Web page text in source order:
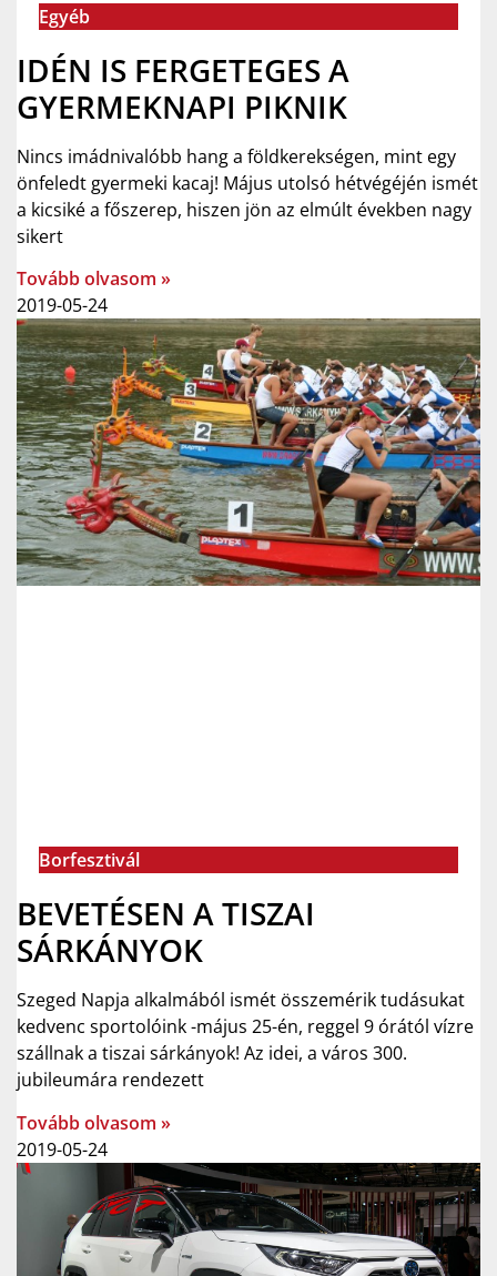
Egyéb
IDÉN IS FERGETEGES A
GYERMEKNAPI PIKNIK
Nincs imádnivalóbb hang a földkerekségen, mint egy
önfeledt gyermeki kacaj! Május utolsó hétvégéjén ismét
a kicsiké a főszerep, hiszen jön az elmúlt években nagy
sikert
Tovább olvasom »
2019-05-24
Borfesztivál
BEVETÉSEN A TISZAI
SÁRKÁNYOK
Szeged Napja alkalmából ismét összemérik tudásukat
kedvenc sportolóink -május 25-én, reggel 9 órától vízre
szállnak a tiszai sárkányok! Az idei, a város 300.
jubileumára rendezett
Tovább olvasom »
2019-05-24